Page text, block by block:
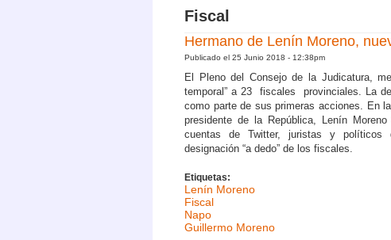
Fiscal
Hermano de Lenín Moreno,
Publicado el 25 Junio 2018 - 12:38pm
El Pleno del Consejo de la Judicatura,
temporal” a 23 fiscales provinciales. La
como parte de sus primeras acciones. En
presidente de la República, Lenín
cuentas de Twitter, juristas y políticos
designación “a dedo” de los fiscales.
Etiquetas:
Lenín Moreno
Fiscal
Napo
Guillermo Moreno